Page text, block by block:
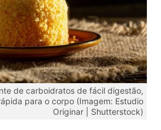
de carboidratos de fácil digestão,
para o corpo (Imagem: Estudio
Originar | Shutterstock)